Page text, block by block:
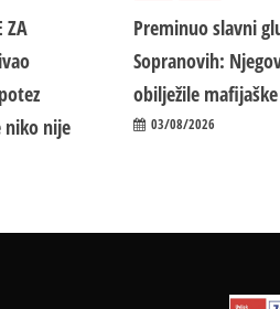
ZA
niko nije
Preminuo slavni
Sopranovih:
obilježile
03/08/2026